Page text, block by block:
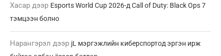
Хасар дээр Esports World Cup 2026-д Call of Duty: Black Ops 7
тэмцээн болно
Нарангэрэл дээр jL мэргэжлийн киберспортод эргэн ирж